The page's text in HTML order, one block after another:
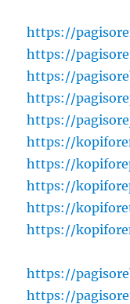
https://
https://
https://
https://
https://
https://
https://
https://
https://
https://
https://
https://